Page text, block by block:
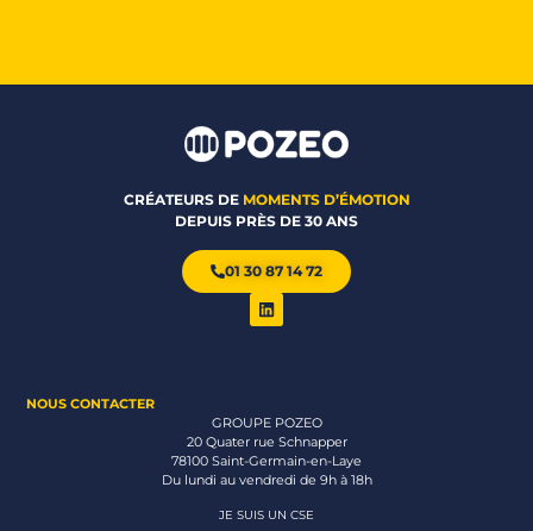
CRÉATEURS DE MOMENTS D’ÉMOTION
DEPUIS PRÈS DE 30 ANS
01 30 87 14 72
NOUS CONTACTER
GROUPE POZEO
20 Quater rue Schnapper
78100 Saint-Germain-en-Laye
Du lundi au vendredi de 9h à 18h
JE SUIS UN CSE